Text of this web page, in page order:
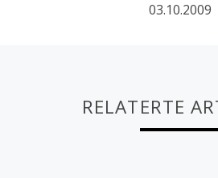
03.10.2009
RELATERTE